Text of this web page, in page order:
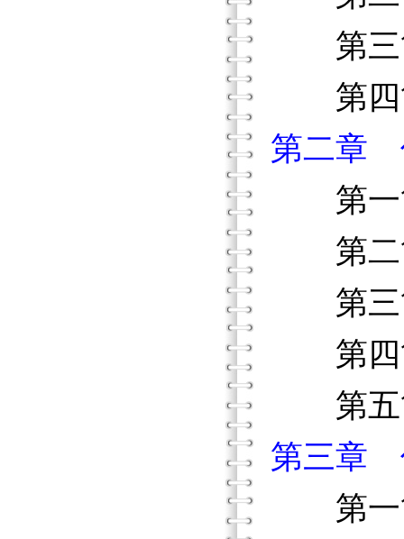
第三
第四
第二章
第一
第二
第三
第四
第五
第三章
第一